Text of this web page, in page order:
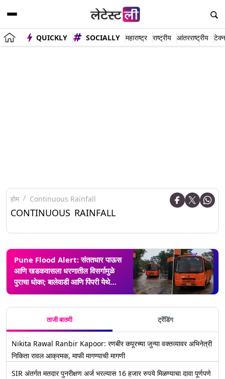
QUICKLY SOCIALLY महाराष्ट्र राष्ट्रीय आंतरराष्ट्रीय
होम Continuous Rainfall
CONTINUOUS RAINFALL
Pune Flood Alert: संततधार पाऊस
आणि खडकवासला धरणातील विसर्गामुळे
पुराचा धोका; बालेवाडी आणि पिंपरी येथे
एनडीआरएफचे पथक तैनात
ताजी बातमी ट्रेंडिंग
Nikita Rawal Ranbir Kapoor: रणबीर कपूरच्या जुन्या वक्तव्यावर अभिनेत्री
निकिता रावल आक्रमक, माफी मागण्याची मागणी
SIR अंतर्गत मतदार पुनरीक्षण अर्ज भरल्यास 16 हजार रुपये मिळण्याचा दावा पूर्णपणे